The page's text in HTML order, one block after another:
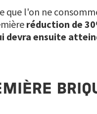
l'on ne
réduction de
devra ensuite